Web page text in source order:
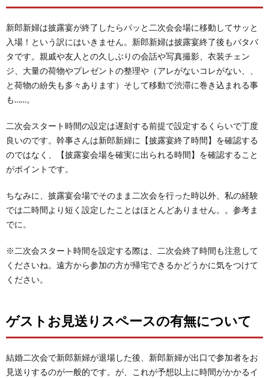
新郎新婦は披露宴が終了したらパッと二次会会場に移動してサッと
入場！という訳にはいきません。新郎新婦は披露宴終了後もバタバ
タです。親戚や友人との久しぶりの会話や写真撮影、衣装チェン
ジ、大量の荷物やプレゼントの整理や（アレがないコレがない、、
と荷物の紛失も多々あります）そして移動で渋滞に巻き込まれる事
も……。
二次会スタート時間の設定は遅刻する前提で設定するくらいで丁度
良いのです。幹事さんは新郎新婦に【披露宴終了時間】を確認する
のではなく、【披露宴会場を確実に出られる時間】を確認すること
がポイントです。
ちなみに、披露宴会場でそのまま二次会を行った時以外、私の経験
では二時間より短く設定したことはほとんどありません。。参考ま
でに。
※二次会スタート時間を設定する際は、二次会終了時間も注意して
くださいね。遠方から参加の方が帰宅できるかどうかに気をつけて
ください。
ゲストお見送りスペースの有無について
結婚二次会で新郎新婦が退場した後、新郎新婦が出口で参加者をお
見送りするのが一般的です。が、これが予想以上に時間がかかるイ